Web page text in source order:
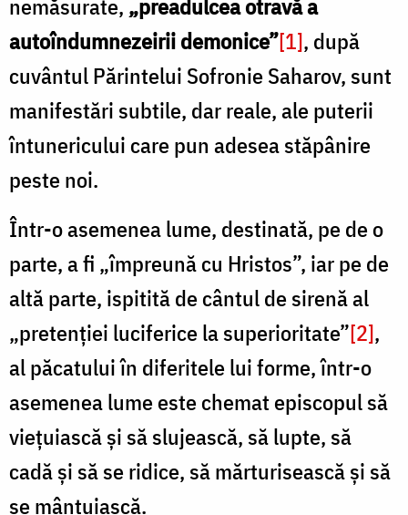
nemăsurate, „preadulcea otravă a
autoîndumnezeirii demonice”[1], după
cuvântul Părintelui Sofronie Saharov, sunt
manifestări subtile, dar reale, ale puterii
întunericului care pun adesea stăpânire
peste noi.
Într-o asemenea lume, destinată, pe de o
parte, a fi „împreună cu Hristos”, iar pe de
altă parte, ispitită de cântul de sirenă al
„pretenției luciferice la superioritate”[2],
al păcatului în diferitele lui forme, într-o
asemenea lume este chemat episcopul să
viețuiască și să slujească, să lupte, să
cadă și să se ridice, să mărturisească și să
se mântuiască.